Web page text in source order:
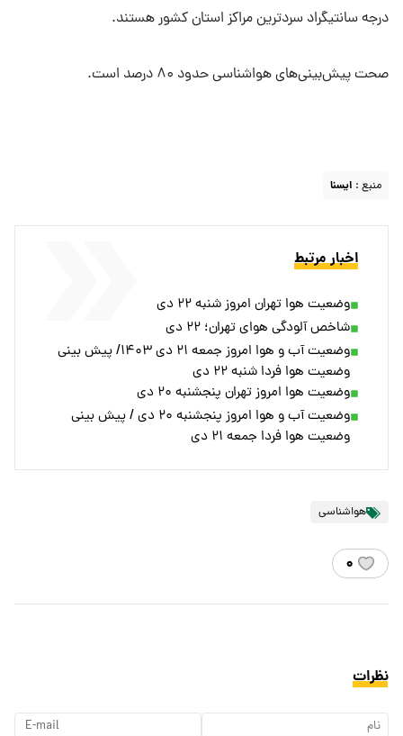
درجه سانتیگراد سردترین مراکز استان‌ کشور هستند.
صحت پیش‌بینی‌های هواشناسی حدود ۸۰ درصد است.
منبع : ايسنا
اخبار مرتبط
وضعیت هوا تهران امروز شنبه ۲۲ دی
شاخص آلودگی هوای تهران؛ ۲۲ دی
وضعیت آب و هوا امروز جمعه ۲۱ دی ۱۴۰۳/ پیش بینی
وضعیت هوا فردا شنبه ۲۲ دی
وضعیت هوا امروز تهران پنجشنبه ۲۰ دی
وضعیت آب و هوا امروز پنجشنبه ۲۰ دی / پیش بینی
وضعیت هوا فردا جمعه ۲۱ دی
هواشناسی
۰
نظرات